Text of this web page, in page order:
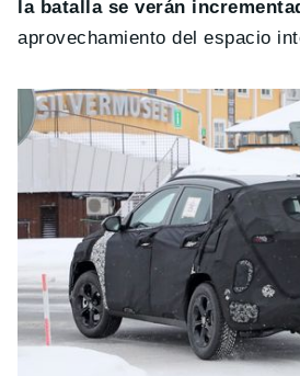
la batalla se verán
aprovechamiento del espacio